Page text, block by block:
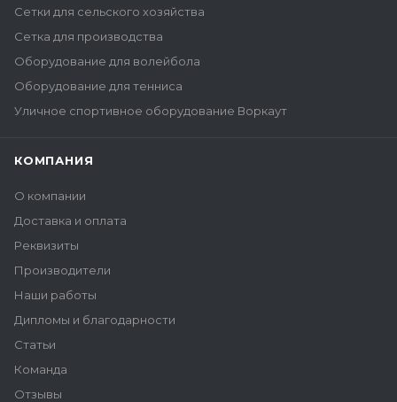
Сетки для сельского хозяйства
Сетка для производства
Оборудование для волейбола
Оборудование для тенниса
Уличное спортивное оборудование Воркаут
КОМПАНИЯ
О компании
Доставка и оплата
Реквизиты
Производители
Наши работы
Дипломы и благодарности
Статьи
Команда
Отзывы